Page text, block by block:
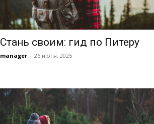
Стань своим: гид по Питеру
manager - 26 июня, 2025